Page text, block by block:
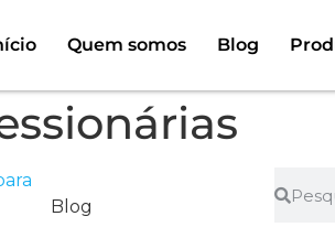
Quem somos Blog
Blog